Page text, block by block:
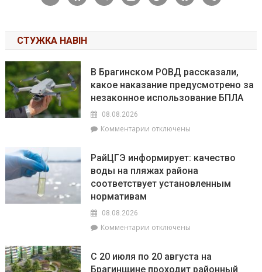
СТУЖКА НАВІН
В Брагинском РОВД рассказали,
какое наказание предусмотрено за
незаконное использование БПЛА
08.08.2026
Комментарии к
Брагинском
РОВД
рассказали,
за
БПЛА
отключены
РайЦГЭ информирует: качество
воды на пляжах района
соответствует установленным
нормативам
08.08.2026
Комментарии к
информирует:
отключены
С 20 июля по 20 августа на
Брагинщине проходит районный